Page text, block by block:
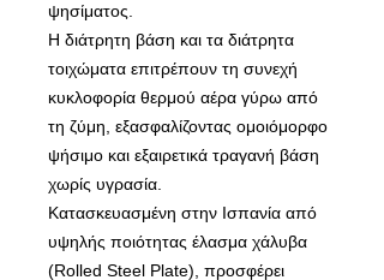
ψησίματος.
Η διάτρητη βάση και τα διάτρητα
τοιχώματα επιτρέπουν τη συνεχή
κυκλοφορία θερμού αέρα γύρω από
τη ζύμη, εξασφαλίζοντας ομοιόμορφο
ψήσιμο και εξαιρετικά τραγανή βάση
χωρίς υγρασία.
Κατασκευασμένη στην Ισπανία από
υψηλής ποιότητας έλασμα χάλυβα
(Rolled Steel Plate), προσφέρει